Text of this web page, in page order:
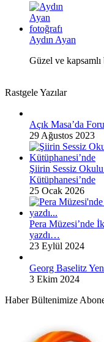
Aydın Ayan
Güzel ve kapsamlı
Rastgele Yazılar
Açık Masa’da
29 Ağustos 2023
Şiirin Sessiz
Kütüphanesi’nde
25 Ocak 2026
Pera Müzesi’nde
yazdı…
23 Eylül 2024
Georg Baselitz
3 Ekim 2024
Haber Bültenimize